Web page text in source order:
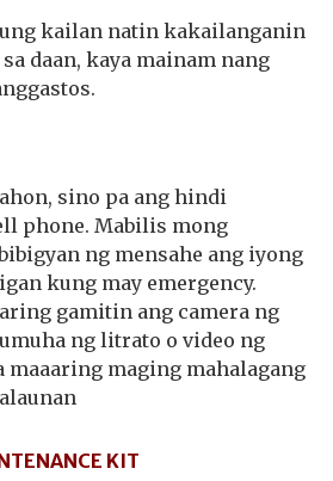
kailan natin kakailanganin
daan, kaya mainam nang
sino pa ang hindi
phone. Mabilis mong
ng mensahe ang iyong
kung may emergency.
gamitin ang camera ng
ng litrato o video ng
maaaring maging mahalagang
KIT